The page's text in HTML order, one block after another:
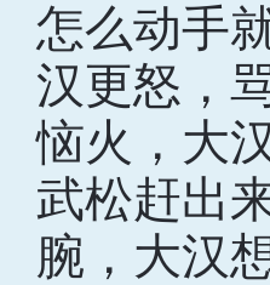
怎么动手
汉更怒，
恼火，大
武松赶出
腕，大汉